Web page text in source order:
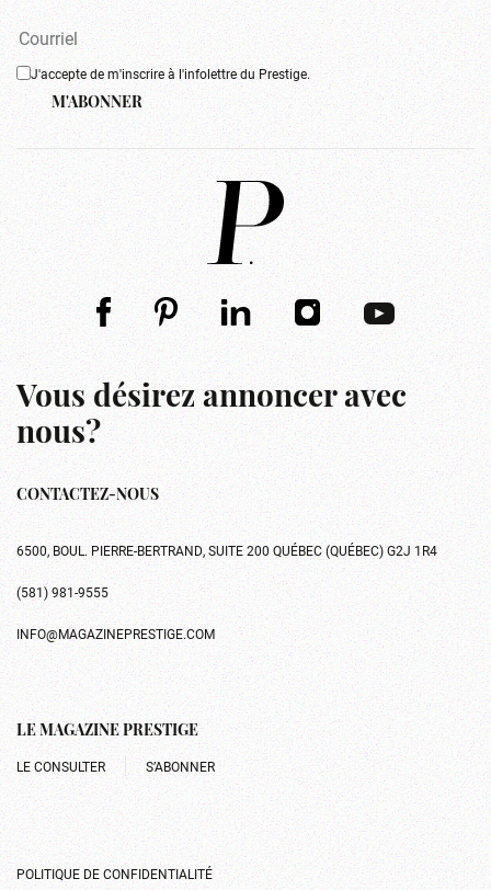
J'accepte de m'inscrire à l'infolettre du Prestige.
M'ABONNER
Vous désirez annoncer avec
nous?
CONTACTEZ-NOUS
6500, BOUL. PIERRE-BERTRAND, SUITE 200 QUÉBEC (QUÉBEC) G2J 1R4
(581) 981-9555
INFO@MAGAZINEPRESTIGE.COM
LE MAGAZINE PRESTIGE
LE CONSULTER S’ABONNER
POLITIQUE DE CONFIDENTIALITÉ